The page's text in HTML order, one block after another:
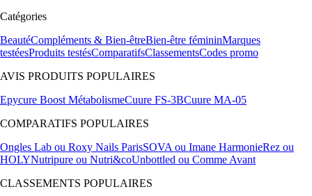
Catégories
BeautéCompléments & Bien-êtreBien-être fémininMarques
testéesProduits testésComparatifsClassementsCodes promo
AVIS PRODUITS POPULAIRES
Epycure Boost MétabolismeCuure FS-3BCuure MA-05
COMPARATIFS POPULAIRES
Ongles Lab ou Roxy Nails ParisSOVA ou Imane HarmonieRez ou
HOLYNutripure ou Nutri&coUnbottled ou Comme Avant
CLASSEMENTS POPULAIRES